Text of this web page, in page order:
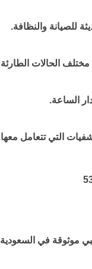
للصيانة والنظافة.
الحالات الطارئة
الساعة.
التي تتعامل
في السعودية